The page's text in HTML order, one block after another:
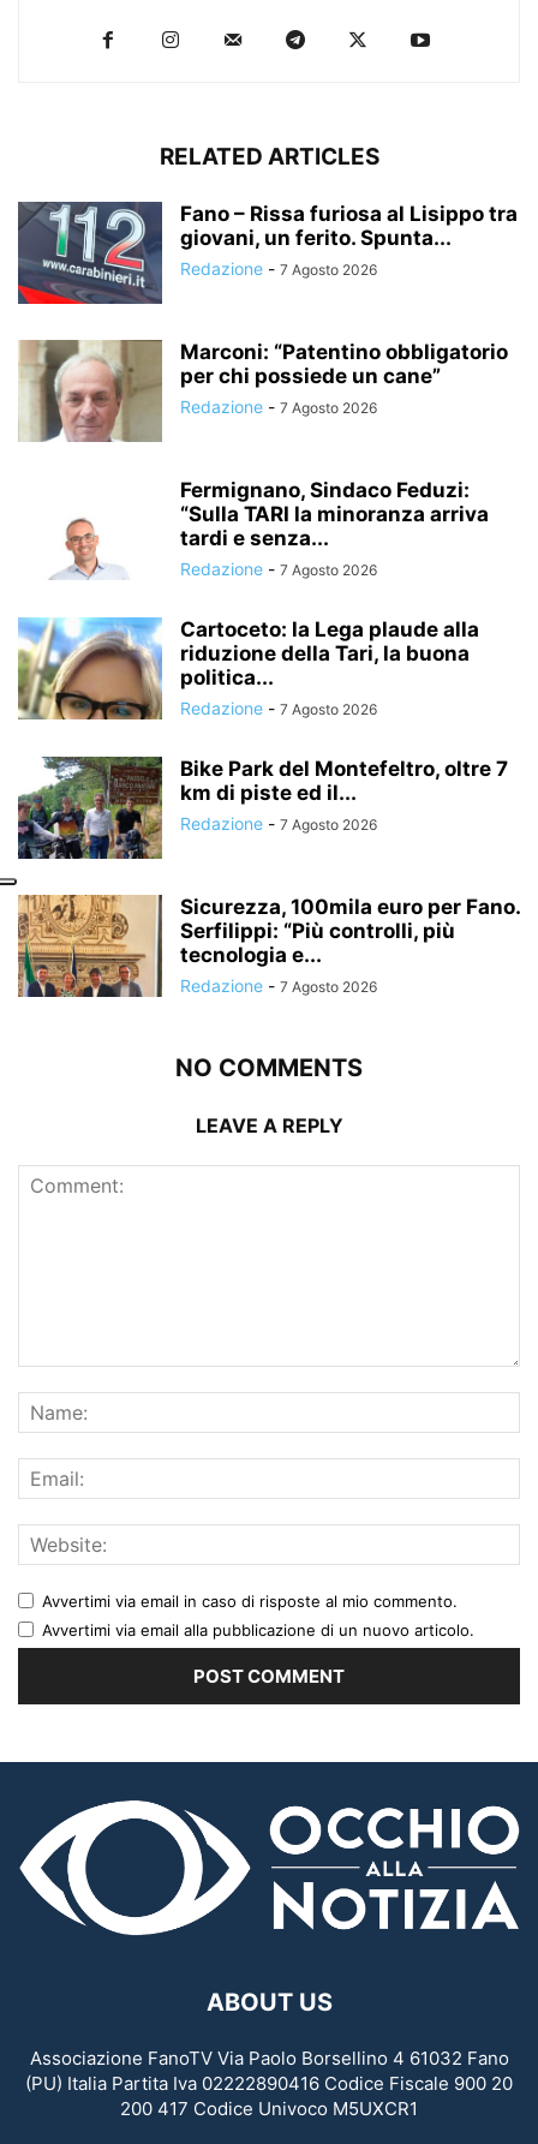
RELATED ARTICLES
Fano – Rissa furiosa al Lisippo tra
giovani, un ferito. Spunta...
Redazione - 7 Agosto 2026
Marconi: “Patentino obbligatorio
per chi possiede un cane”
Redazione - 7 Agosto 2026
Fermignano, Sindaco Feduzi:
“Sulla TARI la minoranza arriva
tardi e senza...
Redazione - 7 Agosto 2026
Cartoceto: la Lega plaude alla
riduzione della Tari, la buona
politica...
Redazione - 7 Agosto 2026
Bike Park del Montefeltro, oltre 7
km di piste ed il...
Redazione - 7 Agosto 2026
Sicurezza, 100mila euro per Fano.
Serfilippi: “Più controlli, più
tecnologia e...
Redazione - 7 Agosto 2026
NO COMMENTS
LEAVE A REPLY
Avvertimi via email in caso di risposte al mio commento.
Avvertimi via email alla pubblicazione di un nuovo articolo.
ABOUT US
Associazione FanoTV Via Paolo Borsellino 4 61032 Fano
(PU) Italia Partita Iva 02222890416 Codice Fiscale 900 20
200 417 Codice Univoco M5UXCR1